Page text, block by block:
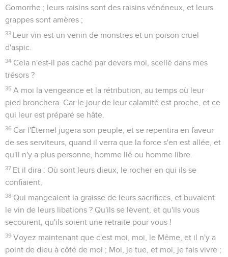
Gomorrhe ; leurs raisins sont des raisins vénéneux, et leurs
grappes sont amères ;
33 Leur vin est un venin de monstres et un poison cruel
d'aspic.
34 Cela n'est-il pas caché par devers moi, scellé dans mes
trésors ?
35 A moi la vengeance et la rétribution, au temps où leur
pied bronchera. Car le jour de leur calamité est proche, et ce
qui leur est préparé se hâte.
36 Car l'Éternel jugera son peuple, et se repentira en faveur
de ses serviteurs, quand il verra que la force s'en est allée, et
qu'il n'y a plus personne, homme lié ou homme libre.
37 Et il dira : Où sont leurs dieux, le rocher en qui ils se
confiaient,
38 Qui mangeaient la graisse de leurs sacrifices, et buvaient
le vin de leurs libations ? Qu'ils se lèvent, et qu'ils vous
secourent, qu'ils soient une retraite pour vous !
39 Voyez maintenant que c'est moi, moi, le Même, et il n'y a
point de dieu à côté de moi ; Moi, je tue, et moi, je fais vivre ;